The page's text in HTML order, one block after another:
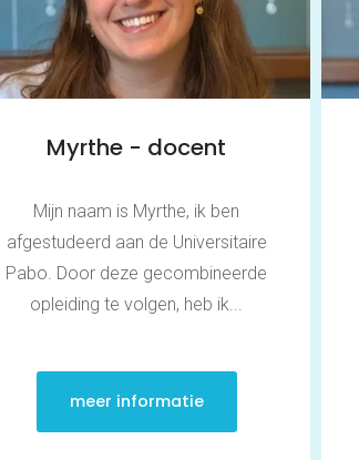
Myrthe - docent
Mijn naam is Myrthe, ik ben
afgestudeerd aan de Universitaire
Pabo. Door deze gecombineerde
opleiding te volgen, heb ik...
meer informatie